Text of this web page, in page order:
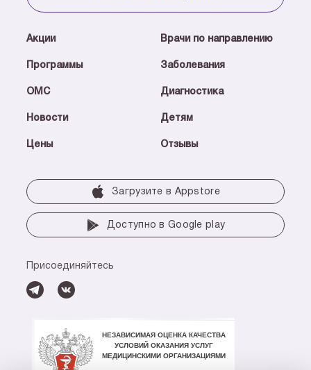
Акции
Программы
ОМС
Новости
Цены
Врачи по направлению
Заболевания
Диагностика
Детям
Отзывы
Загрузите в Аррstore
Доступно в Google play
Присоединяйтесь